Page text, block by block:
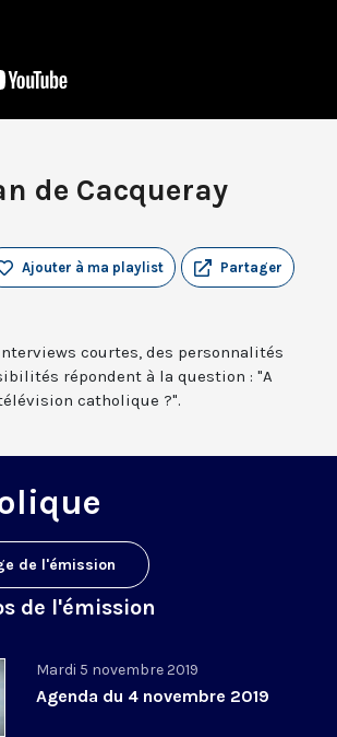
de Cacqueray
Partager
Ajouter à ma playlist
courtes, des personnalités
répondent à la question : "A
catholique ?".
de l'émission
de l'émission
Mardi 5 novembre 2019
Agenda du 4 novembre 2019